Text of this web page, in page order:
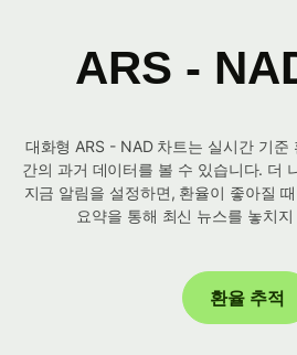
ARS -
대화형 ARS - NAD 차트는 실시간 기준
간의 과거 데이터를 볼 수 있습니다. 더
지금 알림을 설정하면, 환율이 좋아질
요약을 통해 최신 뉴스를 놓치
환율 추적